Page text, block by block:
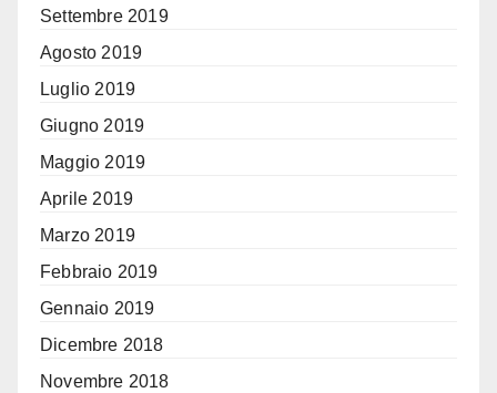
Settembre 2019
Agosto 2019
Luglio 2019
Giugno 2019
Maggio 2019
Aprile 2019
Marzo 2019
Febbraio 2019
Gennaio 2019
Dicembre 2018
Novembre 2018